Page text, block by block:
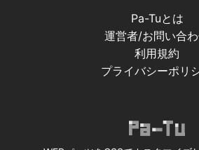
Pa-Tuとは
運営者/お問い合
利用規約
プライバシーポリ